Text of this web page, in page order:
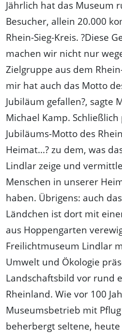
Jährlich hat das Museum
Besucher, allein 20.000
Rhein-Sieg-Kreis. ?Diese
machen wir nicht nur
Zielgruppe aus dem
mir hat auch das Motto
Jubiläum gefallen?, sagte
Michael Kamp. Schließlich
Jubiläums-Motto des
Heimat...? zu dem, was
Lindlar zeige und
Menschen in unserer
haben. Übrigens: auch
Ländchen ist dort mit
aus Hoppengarten
Freilichtmuseum Lindlar
Umwelt und Ökologie
Landschaftsbild vor rund
Rheinland. Wie vor 100
Museumsbetrieb mit
beherbergt seltene,